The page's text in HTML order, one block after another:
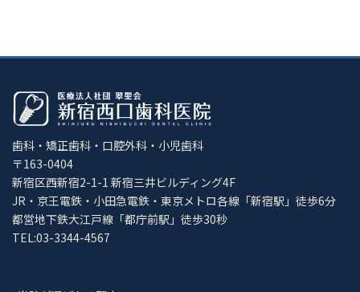
歯科・矯正歯科・口腔外科・小児歯科
〒163-0404
新宿区西新宿2-1-1 新宿三井ビルディング4F
JR・京王電鉄・小田急電鉄・東京メトロ各線「新宿駅」徒歩6分
都営地下鉄大江戸線「都庁前駅」徒歩30秒
TEL:03-3344-4567